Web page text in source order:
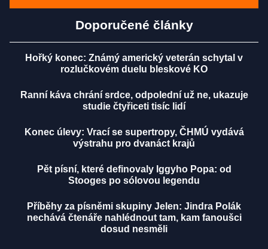
Doporučené články
Hořký konec: Známý americký veterán schytal v
rozlučkovém duelu bleskové KO
Ranní káva chrání srdce, odpolední už ne, ukazuje
studie čtyřiceti tisíc lidí
Konec úlevy: Vrací se supertropy, ČHMÚ vydává
výstrahu pro dvanáct krajů
Pět písní, které definovaly Iggyho Popa: od
Stooges po sólovou legendu
Příběhy za písněmi skupiny Jelen: Jindra Polák
nechává čtenáře nahlédnout tam, kam fanoušci
dosud nesměli